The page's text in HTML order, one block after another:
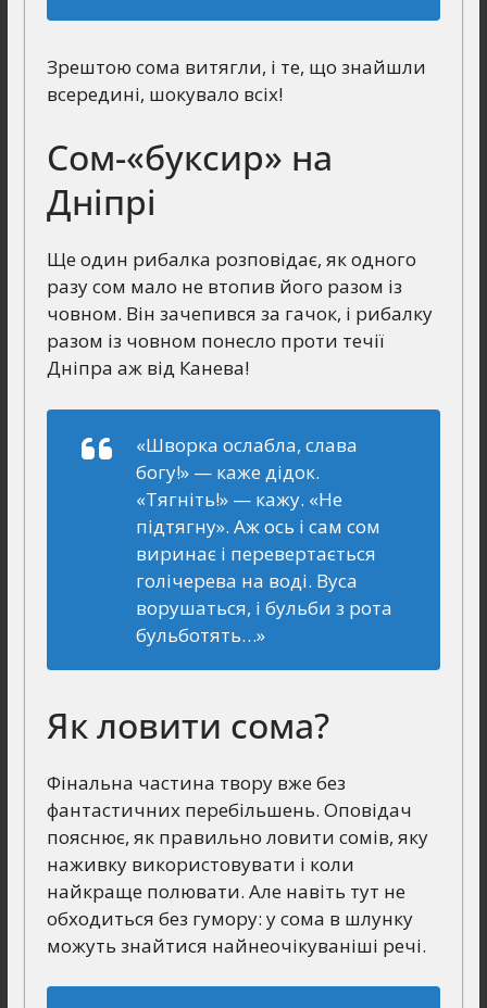
Зрештою сома витягли, і те, що знайшли
всередині, шокувало всіх!
Сом-«буксир» на
Дніпрі
Ще один рибалка розповідає, як одного
разу сом мало не втопив його разом із
човном. Він зачепився за гачок, і рибалку
разом із човном понесло проти течії
Дніпра аж від Канева!
«Шворка ослабла, слава
богу!» — каже дідок.
«Тягніть!» — кажу. «Не
підтягну». Аж ось і сам сом
виринає і перевертається
голічерева на воді. Вуса
ворушаться, і бульби з рота
бульботять…»
Як ловити сома?
Фінальна частина твору вже без
фантастичних перебільшень. Оповідач
пояснює, як правильно ловити сомів, яку
наживку використовувати і коли
найкраще полювати. Але навіть тут не
обходиться без гумору: у сома в шлунку
можуть знайтися найнеочікуваніші речі.